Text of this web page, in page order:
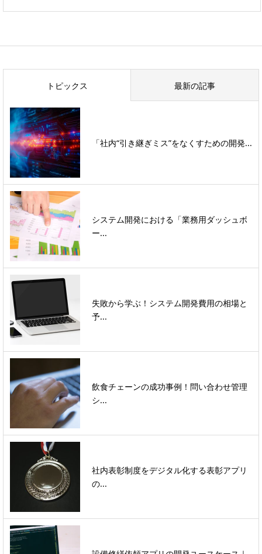
トピックス 最新の記事
「社内“引き継ぎミス”をなくすための開発...
システム開発における「業務用ダッシュボ
ー...
失敗から学ぶ！システム開発費用の相場と
予...
飲食チェーンの成功事例！問い合わせ管理
シ...
社内表彰制度をデジタル化する表彰アプリ
の...